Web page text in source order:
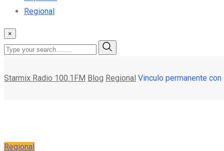
Regional
×
Starmix Radio 100.1FM Blog Regional Vinculo permanente
Regional